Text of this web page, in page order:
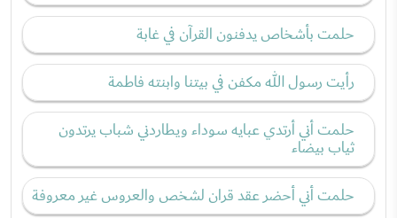
حلمت بأشخاص يدفنون القرآن في غابة
رأيت رسول الله مكفن في بيتنا وابنته فاطمة
حلمت أني أرتدي عبايه سوداء ويطاردني شباب يرتدون
ثياب بيضاء
حلمت أني أحضر عقد قران لشخص والعروس غير معروفة